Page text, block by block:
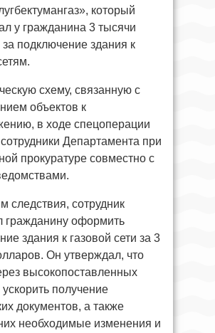
который
у гражданина 3 тысячи
подключение здания к
схему, связанную с
объектов к
в ходе спецоперации
Департамента при
прокуратуре совместно с
следствия, сотрудник
гражданину оформить
здания к газовой сети за 3
Он утверждал, что
высокопоставленных
получение
документов, а также
необходимые изменения и